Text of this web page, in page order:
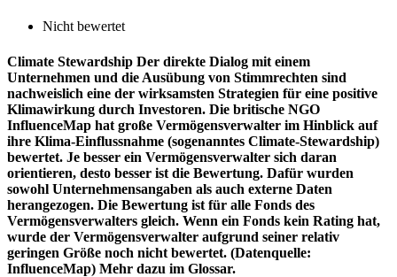
Nicht bewertet
Climate Stewardship Der direkte Dialog mit einem
Unternehmen und die Ausübung von Stimmrechten sind
nachweislich eine der wirksamsten Strategien für eine positive
Klimawirkung durch Investoren. Die britische NGO
InfluenceMap hat große Vermögensverwalter im Hinblick auf
ihre Klima-Einflussnahme (sogenanntes Climate-Stewardship)
bewertet. Je besser ein Vermögensverwalter sich daran
orientieren, desto besser ist die Bewertung. Dafür wurden
sowohl Unternehmensangaben als auch externe Daten
herangezogen. Die Bewertung ist für alle Fonds des
Vermögensverwalters gleich. Wenn ein Fonds kein Rating hat,
wurde der Vermögensverwalter aufgrund seiner relativ
geringen Größe noch nicht bewertet. (Datenquelle:
InfluenceMap) Mehr dazu im Glossar.